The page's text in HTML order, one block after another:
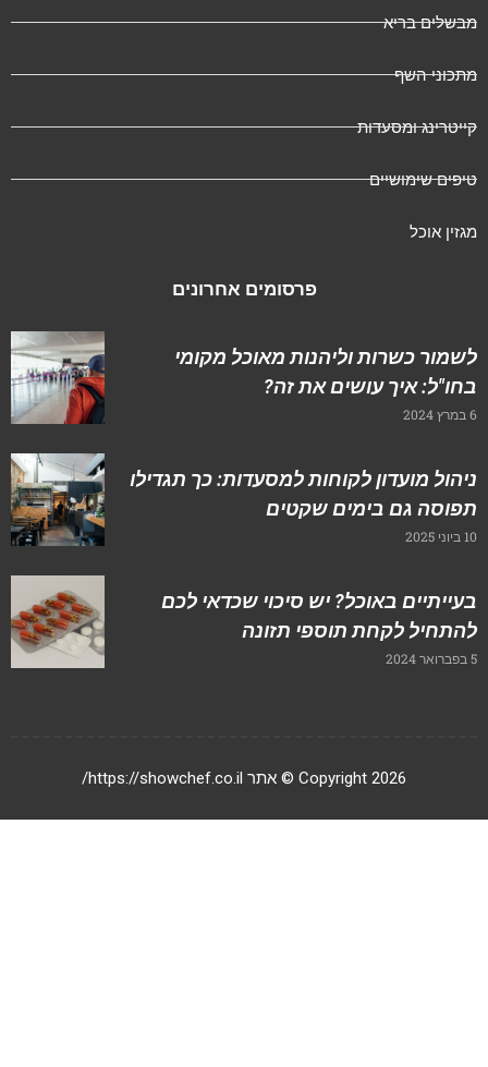
בריא
השף
ומסעדות
שימושיים
אוכל
פרסומים אחרונים
כשרות וליהנות מאוכל מקומי
איך עושים את זה?
מועדון לקוחות למסעדות: כך תגדילו
גם בימים שקטים
באוכל? יש סיכוי שכדאי לכם
לקחת תוספי תזונה
Copyright 2026 © אתר https://showchef.co.il/